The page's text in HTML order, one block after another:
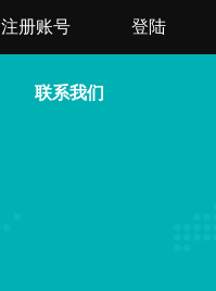
注册账号 登陆
联系我们